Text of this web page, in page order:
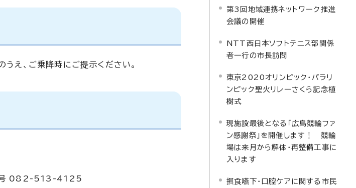
え、ご乗降時にご提示ください。
号 082-513-4125
第3回地域連携ネットワーク推進
会議の開催
NTT西日本ソフトテニス部関係
者一行の市長訪問
東京2020オリンピック・パラリ
ンピック聖火リレーさくら記念植
樹式
現施設最後となる「広島競輪ファ
ン感謝祭」を開催します！ 競輪
場は来月から解体・再整備工事に
入ります
摂食嚥下・口腔ケアに関する市民